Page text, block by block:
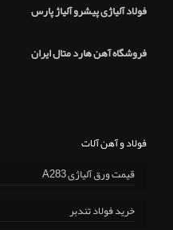
فولاد آلیاژی پیشرو آلیاژ پارس
فروشگاه آهن هارد متال ایران
فولاد و آهن آلات
قیمت ورق آلیاژی A283
خرید فولاد تندبر